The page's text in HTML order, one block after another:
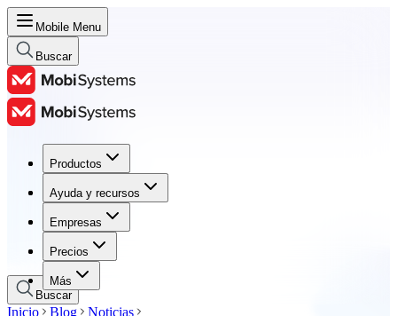
Mobile Menu
Buscar
Productos
Ayuda y recursos
Empresas
Precios
Más
Productos
Ayuda y recursos
Empresas
Precios
Buscar
Inicio Blog
Noticias